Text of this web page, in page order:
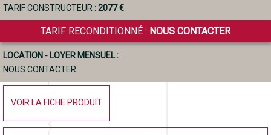
TARIF CONSTRUCTEUR : 2077 €
TARIF RECONDITIONNÉ : NOUS CONTACTER
LOCATION - LOYER MENSUEL :
NOUS CONTACTER
VOIR LA FICHE PRODUIT